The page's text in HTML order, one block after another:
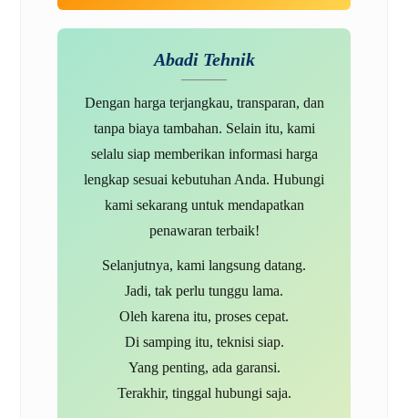
Abadi Tehnik
Dengan harga terjangkau, transparan, dan
tanpa biaya tambahan. Selain itu, kami
selalu siap memberikan informasi harga
lengkap sesuai kebutuhan Anda. Hubungi
kami sekarang untuk mendapatkan
penawaran terbaik!
Selanjutnya, kami langsung datang.
Jadi, tak perlu tunggu lama.
Oleh karena itu, proses cepat.
Di samping itu, teknisi siap.
Yang penting, ada garansi.
Terakhir, tinggal hubungi saja.